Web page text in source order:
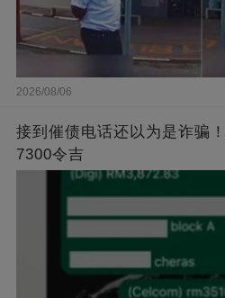
2026/08/06
接到催债电话还以为是诈骗
7300令吉